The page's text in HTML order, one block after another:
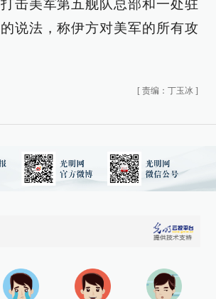
击美军第五舰队总部和一处驻
说法，称伊方对美军的所有攻
[ 责编：丁玉冰 ]